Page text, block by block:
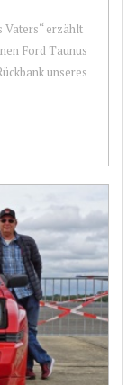
Vaters“ erzählt
Ford Taunus
unseres